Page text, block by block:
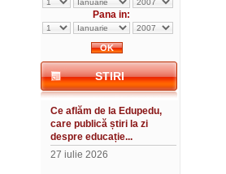
Pana in:
STIRI
Ce aflăm de la Edupedu,
care publică știri la zi
despre educație...
27 iulie 2026